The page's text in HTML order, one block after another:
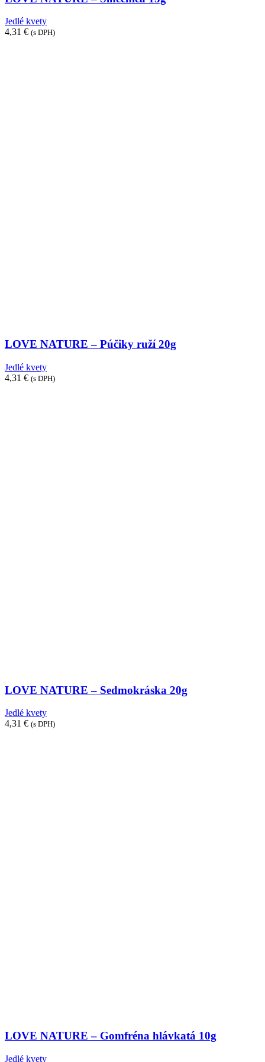
Jedlé kvety
4,31 € (s DPH)
LOVE NATURE – Púčiky ruží 20g
Jedlé kvety
4,31 € (s DPH)
LOVE NATURE – Sedmokráska 20g
Jedlé kvety
4,31 € (s DPH)
LOVE NATURE – Gomfréna hlávkatá 10g
Jedlé kvety